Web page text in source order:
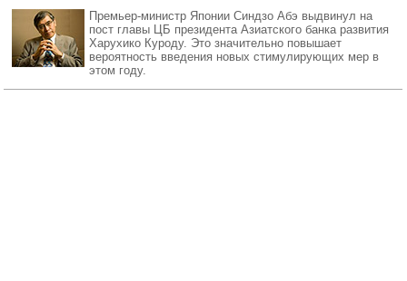
Премьер-министр Японии Синдзо Абэ выдвинул на
пост главы ЦБ президента Азиатского банка развития
Харухико Куроду. Это значительно повышает
вероятность введения новых стимулирующих мер в
этом году.